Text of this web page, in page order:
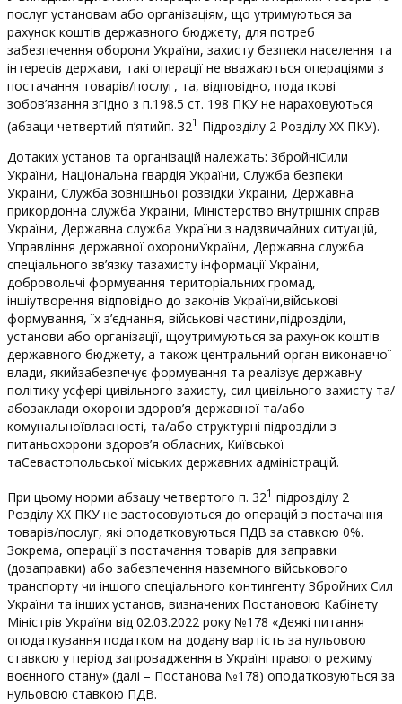
послуг установам або організаціям, що утримуються за
рахунок коштів державного бюджету, для потреб
забезпечення оборони України, захисту безпеки населення та
інтересів держави, такі операції не вважаються операціями з
постачання товарів/послуг, та, відповідно, податкові
зобов’язання згідно з п.198.5 ст. 198 ПКУ не нараховуються
(абзаци четвертий-п’ятийп. 321 Підрозділу 2 Розділу ХХ ПКУ).
Дотаких установ та організацій належать: ЗбройніСили
України, Національна гвардія України, Служба безпеки
України, Служба зовнішньої розвідки України, Державна
прикордонна служба України, Міністерство внутрішніх справ
України, Державна служба України з надзвичайних ситуацій,
Управління державної охорониУкраїни, Державна служба
спеціального зв’язку тазахисту інформації України,
добровольчі формування територіальних громад,
іншіутворення відповідно до законів України,військові
формування, їх з’єднання, військові частини,підрозділи,
установи або організації, щоутримуються за рахунок коштів
державного бюджету, а також центральний орган виконавчої
влади, якийзабезпечує формування та реалізує державну
політику усфері цивільного захисту, сил цивільного захисту та/
абозаклади охорони здоров’я державної та/або
комунальноївласності, та/або структурні підрозділи з
питаньохорони здоров’я обласних, Київської
таСевастопольської міських державних адміністрацій.
При цьому норми абзацу четвертого п. 321 підрозділу 2
Розділу ХХ ПКУ не застосовуються до операцій з постачання
товарів/послуг, які оподатковуються ПДВ за ставкою 0%.
Зокрема, операції з постачання товарів для заправки
(дозаправки) або забезпечення наземного військового
транспорту чи іншого спеціального контингенту Збройних Сил
України та інших установ, визначених Постановою Кабінету
Міністрів України від 02.03.2022 року №178 «Деякі питання
оподаткування податком на додану вартість за нульовою
ставкою у період запровадження в Україні правого режиму
воєнного стану» (далі – Постанова №178) оподатковуються за
нульовою ставкою ПДВ.